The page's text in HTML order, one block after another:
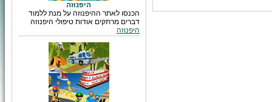
היפנוזה
הכנסו לאתר ההיפנוזה על מנת ללמוד
דברים מרתקים אודות טיפולי היפנוזה
היפנוזה